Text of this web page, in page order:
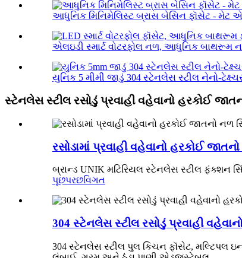
આધુનિક મિનિમેલિસ્ટ બ્રાસ બેસિન ફૉસેટ - મેટ
એલઇડી સ્માર્ટ વોટરફોલ નળ, આધુનિક બાથરૂમ
યુનિક 5 મીમી જાડું 304 સ્ટેનલેસ સ્ટીલ નેનો-
સ્ટેનલેસ સ્ટીલ રસોડું પ્રવાહી વહેવાનો હરકોઈ
રસોડામાં પ્રવાહી વહેવાનો હરકોઈ
બ્રાન્ડ UNIK મટિરિયલ સ્ટેનલેસ સ્ટીલ ફંક્શન
પૂછપરછવિગત
304 સ્ટેનલેસ સ્ટીલ રસોડું પ્રવાહી
304 સ્ટેનલેસ સ્ટીલ પુલ કિચન ફૉસેટ, મલ્ટિપલ